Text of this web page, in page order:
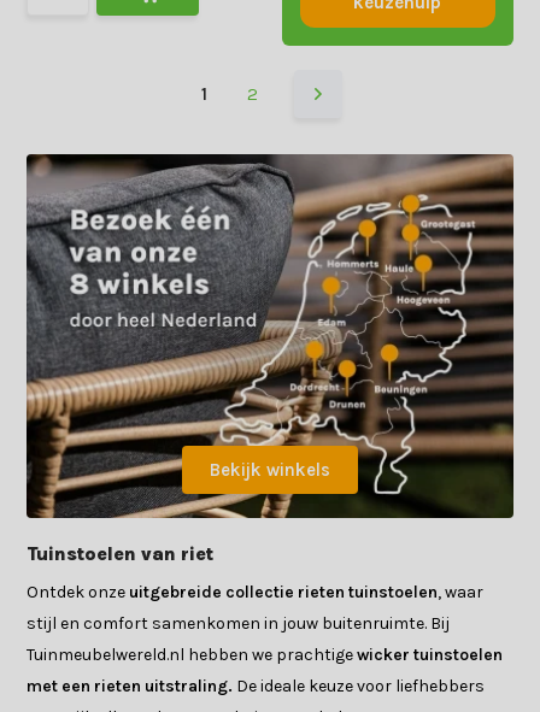
1 2
Bekijk winkels
Tuinstoelen van riet
Ontdek onze uitgebreide collectie rieten tuinstoelen, waar
stijl en comfort samenkomen in jouw buitenruimte. Bij
Tuinmeubelwereld.nl hebben we prachtigewicker tuinstoelen
met een rieten uitstraling. De ideale keuze voor liefhebbers